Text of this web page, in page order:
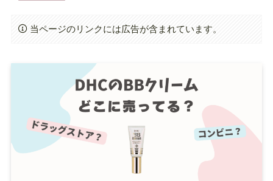
当ページのリンクには広告が含まれています。